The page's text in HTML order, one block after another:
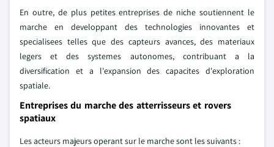
En outre, de plus petites entreprises de niche soutiennent le
marche en developpant des technologies innovantes et
specialisees telles que des capteurs avances, des materiaux
legers et des systemes autonomes, contribuant a la
diversification et a l'expansion des capacites d'exploration
spatiale.
Entreprises du marche des atterrisseurs et rovers
spatiaux
Les acteurs majeurs operant sur le marche sont les suivants :